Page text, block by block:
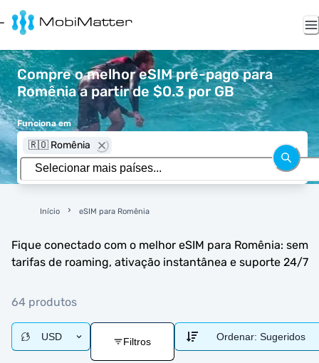
Compre o melhor eSIM pré-pago para
Romênia a partir de $0.3 por GB
Funciona em
🇷🇴 Romênia
Início eSIM para Romênia
Fique conectado com o melhor eSIM para Romênia: sem
tarifas de roaming, ativação instantânea e suporte 24/7
64 produtos
USD Filtros Ordenar: Sugeridos